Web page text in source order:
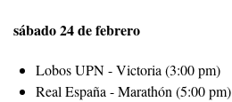
sábado 24 de febrero
Lobos UPN - Victoria (3:00 pm)
Real España - Marathón (5:00 pm)